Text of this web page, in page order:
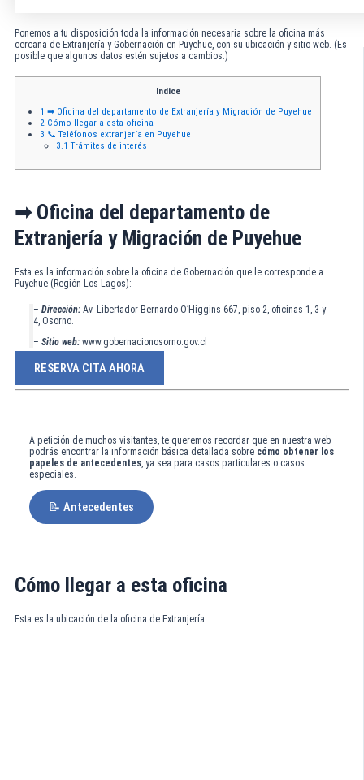
Ponemos a tu disposición toda la información necesaria sobre la oficina más
cercana de Extranjería y Gobernación en Puyehue, con su ubicación y sitio web. (Es
posible que algunos datos estén sujetos a cambios.)
Indice
1 ➡ Oficina del departamento de Extranjería y Migración de Puyehue
2 Cómo llegar a esta oficina
3 📞 Teléfonos extranjería en Puyehue
3.1 Trámites de interés
➡ Oficina del departamento de
Extranjería y Migración de Puyehue
Esta es la información sobre la oficina de Gobernación que le corresponde a
Puyehue (Región Los Lagos):
–Dirección:Av. Libertador Bernardo O’Higgins 667, piso 2, oficinas 1, 3 y
4, Osorno.
–Sitio web:www.gobernacionosorno.gov.cl
RESERVA CITA AHORA
A petición de muchos visitantes, te queremos recordar que en nuestra web
podrás encontrar la información básica detallada sobre cómo obtener los
papeles de antecedentes , ya sea para casos particulares o casos
especiales.
📝 Antecedentes
Cómo llegar a esta oficina
Esta es la ubicación de la oficina de Extranjería: